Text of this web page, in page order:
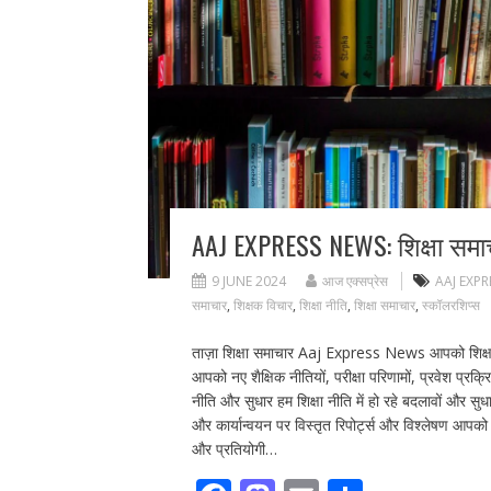
AAJ EXPRESS NEWS: शिक्षा
9 JUNE 2024 आज एक्सप्रेस AAJ
समाचार, शिक्षक विचार, शिक्षा नीति, शिक्षा समाचार, स्कॉलरशिप्स
ताज़ा शिक्षा समाचार Aaj Express News आपको
आपको नए शैक्षिक नीतियों, परीक्षा परिणामों, प्रवेश
नीति और सुधार हम शिक्षा नीति में हो रहे बदलावों और
और कार्यान्वयन पर विस्तृत रिपोर्ट्स और विश्लेषण
और प्रतियोगी…